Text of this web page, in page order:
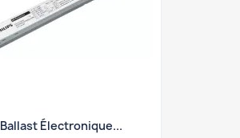
Ballast Électronique...